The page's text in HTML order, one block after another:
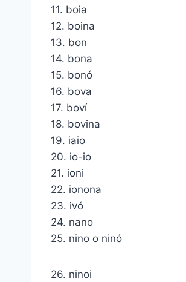
11. boia
12. boina
13. bon
14. bona
15. bonó
16. bova
17. boví
18. bovina
19. iaio
20. io-io
21. ioni
22. ionona
23. ivó
24. nano
25. nino o ninó
26. ninoi